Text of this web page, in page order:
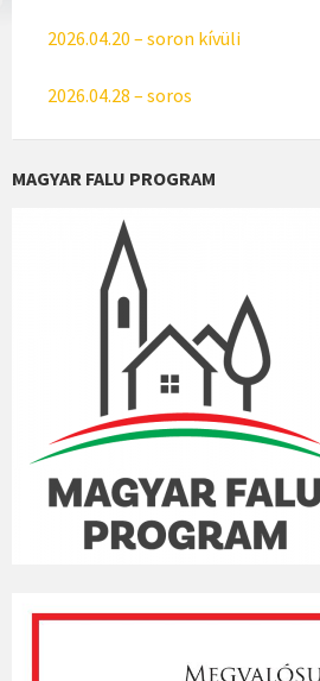
2026.04.20 – soron kívüli
2026.04.28 – soros
MAGYAR FALU PROGRAM